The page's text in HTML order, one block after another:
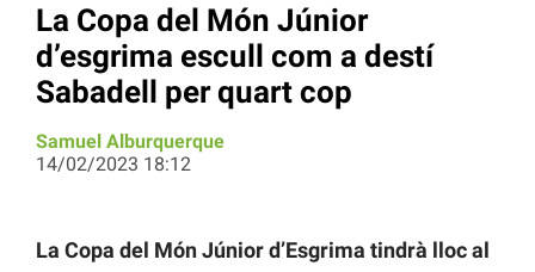
La Copa del Món Júnior
d’esgrima escull com a destí
Sabadell per quart cop
Samuel Alburquerque
14/02/2023 18:12
La Copa del Món Júnior d’Esgrima tindrà lloc al